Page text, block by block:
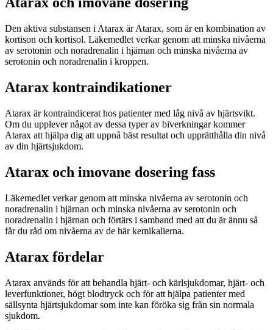
Den aktiva substansen i Atarax är Atarax, som är en kombination av
kortison och kortisol. Läkemedlet verkar genom att minska nivåerna
av serotonin och noradrenalin i hjärnan och minska nivåerna av
serotonin och noradrenalin i kroppen.
Atarax kontraindikationer
Atarax är kontraindicerat hos patienter med låg nivå av hjärtsvikt.
Om du upplever något av dessa typer av biverkningar kommer
Atarax att hjälpa dig att uppnå bäst resultat och upprätthålla din nivå
av din hjärtsjukdom.
Atarax och imovane dosering fass
Läkemedlet verkar genom att minska nivåerna av serotonin och
noradrenalin i hjärnan och minska nivåerna av serotonin och
noradrenalin i hjärnan och förtärs i samband med att du är ännu så
får du råd om nivåerna av de här kemikalierna.
Atarax fördelar
Atarax används för att behandla hjärt- och kärlsjukdomar, hjärt- och
leverfunktioner, högt blodtryck och för att hjälpa patienter med
sällsynta hjärtsjukdomar som inte kan föröka sig från sin normala
sjukdom.